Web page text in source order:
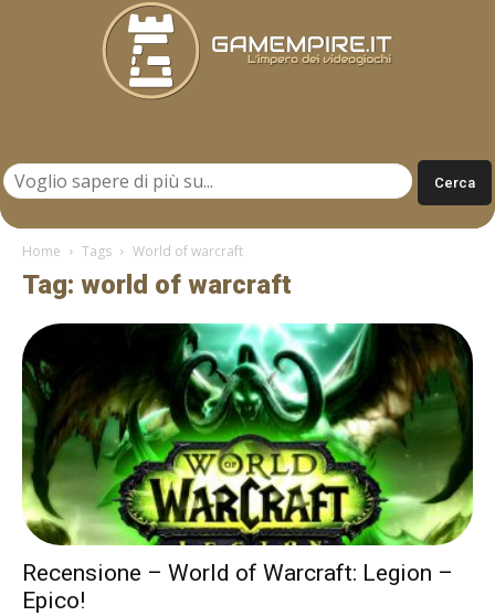
Home Tags World of warcraft
Tag: world of warcraft
Recensione – World of Warcraft: Legion –
Epico!